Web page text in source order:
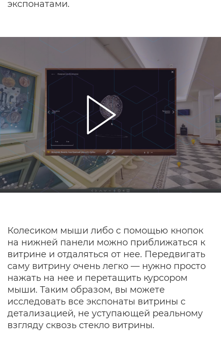
экспонатами.
Колесиком мыши либо с помощью кнопок
на нижней панели можно приближаться к
витрине и отдаляться от нее. Передвигать
саму витрину очень легко — нужно просто
нажать на нее и перетащить курсором
мыши. Таким образом, вы можете
исследовать все экспонаты витрины с
детализацией, не уступающей реальному
взгляду сквозь стекло витрины.